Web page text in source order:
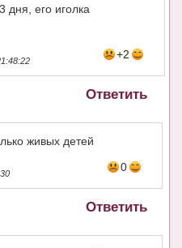
дня, его иголка
+2
Ответить
живых детей
0
Ответить